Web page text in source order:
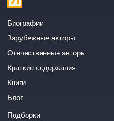
Биографии
Зарубежные авторы
Отечественные авторы
Краткие содержания
Книги
Блог
Подборки